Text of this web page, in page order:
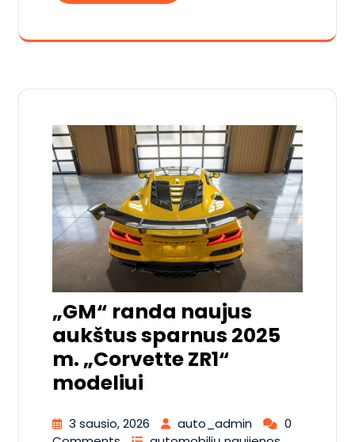
„GM“ randa naujus
aukštus sparnus 2025
m. „Corvette ZR1“
modeliui
3 sausio, 2026 auto_admin
0